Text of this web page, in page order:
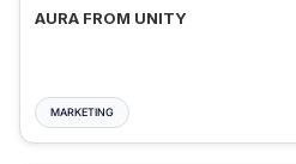
AURA FROM UNITY
MARKETING